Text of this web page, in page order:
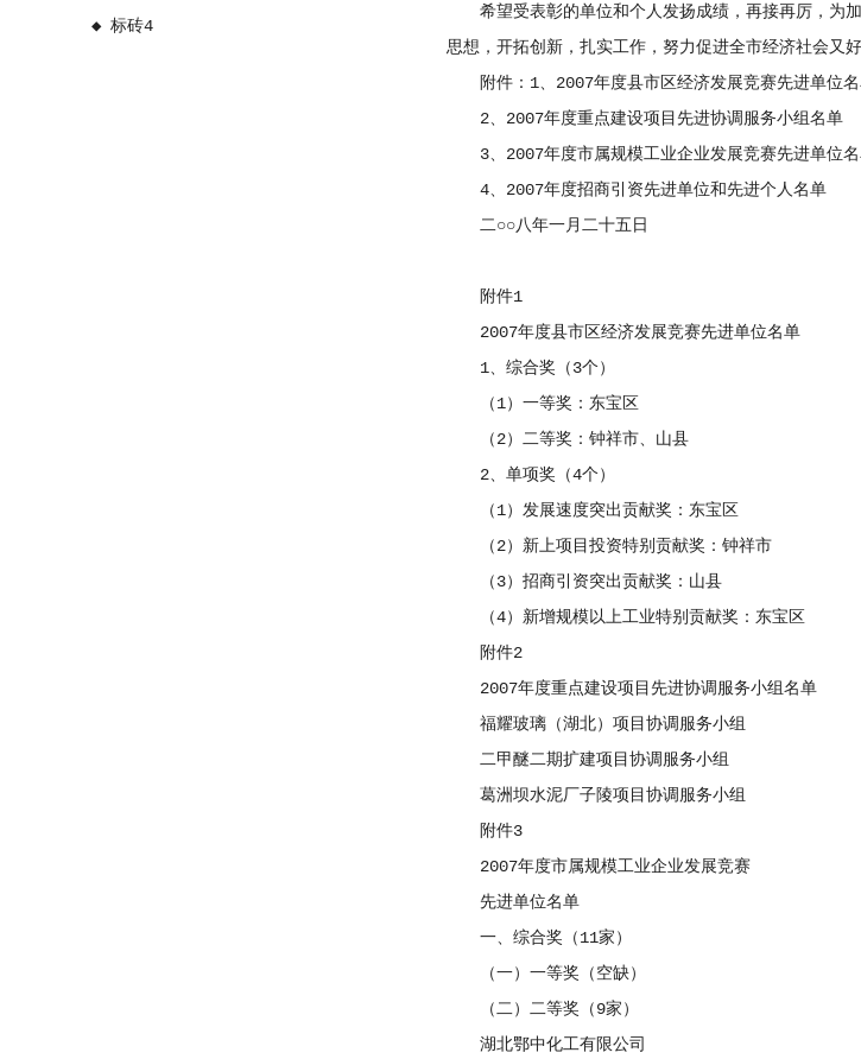
◆ 标砖4
希望受表彰的单位和个人发扬成绩，再接再厉，为加
思想，开拓创新，扎实工作，努力促进全市经济社会又好
附件：1、2007年度县市区经济发展竞赛先进单位
2、2007年度重点建设项目先进协调服务小组名单
3、2007年度市属规模工业企业发展竞赛先进单位
4、2007年度招商引资先进单位和先进个人名单
二○○八年一月二十五日
附件1
2007年度县市区经济发展竞赛先进单位名单
1、综合奖（3个）
（1）一等奖：东宝区
（2）二等奖：钟祥市、山县
2、单项奖（4个）
（1）发展速度突出贡献奖：东宝区
（2）新上项目投资特别贡献奖：钟祥市
（3）招商引资突出贡献奖：山县
（4）新增规模以上工业特别贡献奖：东宝区
附件2
2007年度重点建设项目先进协调服务小组名单
福耀玻璃（湖北）项目协调服务小组
二甲醚二期扩建项目协调服务小组
葛洲坝水泥厂子陵项目协调服务小组
附件3
2007年度市属规模工业企业发展竞赛
先进单位名单
一、综合奖（11家）
（一）一等奖（空缺）
（二）二等奖（9家）
湖北鄂中化工有限公司